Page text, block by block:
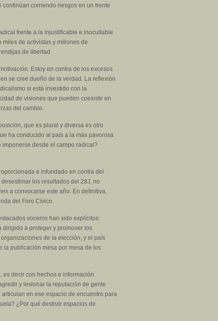
corriendo riesgos en un frente
frente a la injustificable e inocultable
de activistas y millones de
de libertad.
Estoy en contra de los excesos
se cree dueño de la verdad. La reflexión
si está investido con la
de visiones que pueden coexistir en
del cambio.
que es plural y diversa es otro
ha conducido al país a la más pavorosa
desde el campo radical?
e infundado en contra del
los resultados del 28J, no
a convocarse este año. En definitiva,
del Foro Cívico.
voceros han sido explícitos:
dirigido a proteger y promover los
de la elección, y el país
la publicación mesa por mesa de los
es decir con hechos e información
y lesionar la reputación de gente
en ese espacio de encuentro para
¿Por qué destruir espacios de